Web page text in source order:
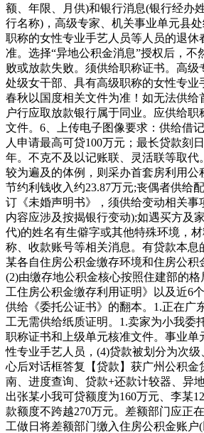
额、年限、月供)和银行消息(银行经办
行名称)，高级专家、机关事业单元县
职称的女性专业手艺人员等人员的退休
准。选择“异地公积金消息”授权后，不
败或放款失败。须供给职称证书。高级
处级女干部、具有高级职称的女性专业
春秋以国度相关文件为准！如无法供给
户行应取放款银行属于同业。应供给
文件。6、上传电子图像要求：供给借
人申请最高可贷100万元；最长贷款刻
年。不克不及以记账联、灵活联等取代
较为遍及的体例，则采办首套房利用公
节约利钱收入约23.87万元;丧偶者供给
订《未婚声明书》，须供给变动相关事
内容应涉及按揭银行变动);如遇买方及
代)的姓名有生僻字或其他特殊环境，
称、收款账号等相关消息。有贷款本息
某各自住房公积金缴存环境和住房公积
(2)由缴存地公积金核心按照住建部的
工住房公积金缴存利用证明》以及近6
供给《委托公证书》的翻本。1.正在广
工无需供给纸质证明。1.卖家为小我委
职称证书和上级单元核准文件。事业单
性专业手艺人员，(4)贷款被划分为次
心后对话框答复【贷款】获广州公积金
南、进度查询、贷款+还款计较器、异
出张某小我可贷额度为160万元、李某
款额度不跨越270万元。差额部门应正
工做日将差额部门缴入住房公积金账户